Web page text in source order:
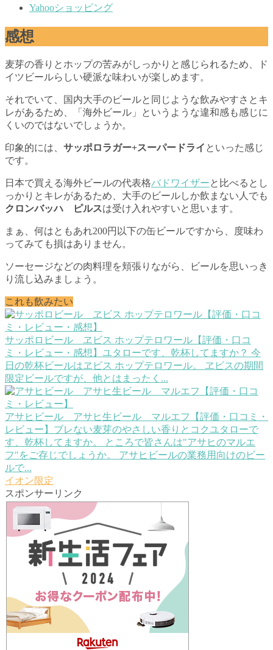
Yahooショッピング
感想
麦芽の香りとホップの苦みがしっかりと感じられるため、ド
イツビールらしい硬派な味わいが楽しめます。
それでいて、国内大手のビールと同じような飲みやすさとキ
レがあるため、「海外ビール」というような違和感も感じに
くいのではないでしょうか。
印象的には、 サッポロラガー+スーパードライ といった感じ
です。
日本で買える海外ビールの代表格バドワイザーと比べるとし
っかりとキレがあるため、大手のビールしか飲まない人でも
クロンバッハ ピルスは受け入れやすいと思います。
まぁ、何はともあれ200円以下の缶ビールですから、度味わ
ってみても損はありません。
ソーセージなどの肉料理を頬張りながら、ビールを思いっき
り流し込みましょう。
これも飲みたい
サッポロビール ヱビス ホップテロワール【評価・口コ
ミ・レビュー・感想】 ユタローです、乾杯してますか？ 今
日の乾杯ビールはヱビス ホップテロワール。 ヱビスの期間
限定ビールですが、他とはまったく...
アサヒビール アサヒ生ビール マルエフ【評価・口コミ・
レビュー】ブレない麦芽のやさしい香りとコクユタローで
す、乾杯してますか。 ところで皆さんは"アサヒのマルエ
フ"をご存じでしょうか。 アサヒビールの業務用向けのビー
ルで...
イオン限定
スポンサーリンク